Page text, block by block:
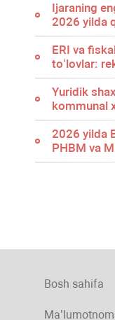
Ijaraning
2026 yilda
ERI va
toʻlovlar:
Yuridik
kommunal
2026 yilda
PHBM va
Bosh sahifa